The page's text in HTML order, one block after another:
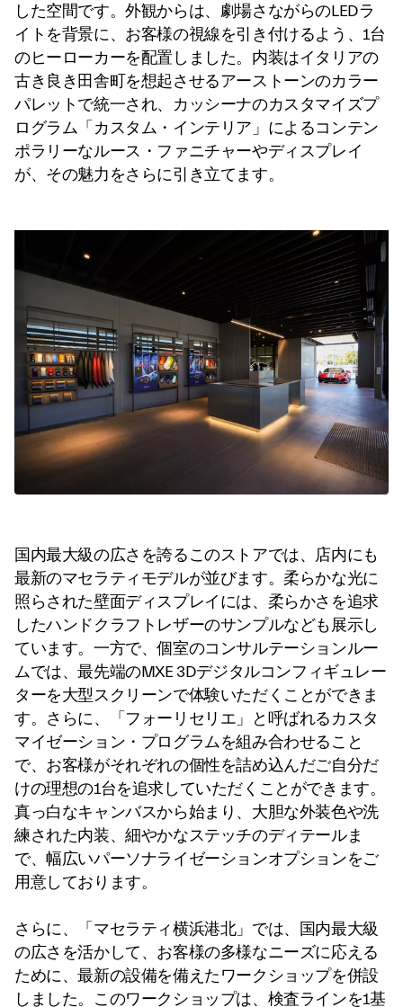
した空間です。外観からは、劇場さながらのLEDラ
イトを背景に、お客様の視線を引き付けるよう、1台
のヒーローカーを配置しました。内装はイタリアの
古き良き田舎町を想起させるアーストーンのカラー
パレットで統一され、カッシーナのカスタマイズプ
ログラム「カスタム・インテリア」によるコンテン
ポラリーなルース・ファニチャーやディスプレイ
が、その魅力をさらに引き立てます。
国内最大級の広さを誇るこのストアでは、店内にも
最新のマセラティモデルが並びます。柔らかな光に
照らされた壁面ディスプレイには、柔らかさを追求
したハンドクラフトレザーのサンプルなども展示し
ています。一方で、個室のコンサルテーションルー
ムでは、最先端のMXE 3Dデジタルコンフィギュレー
ターを大型スクリーンで体験いただくことができま
す。さらに、「フォーリセリエ」と呼ばれるカスタ
マイゼーション・プログラムを組み合わせること
で、お客様がそれぞれの個性を詰め込んだご自分だ
けの理想の1台を追求していただくことができます。
真っ白なキャンバスから始まり、大胆な外装色や洗
練された内装、細やかなステッチのディテールま
で、幅広いパーソナライゼーションオプションをご
用意しております。
さらに、「マセラティ横浜港北」では、国内最大級
の広さを活かして、お客様の多様なニーズに応える
ために、最新の設備を備えたワークショップを併設
しました。このワークショップは、検査ラインを1基